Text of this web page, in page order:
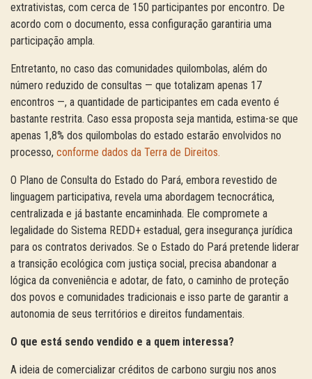
extrativistas, com cerca de 150 participantes por encontro. De
acordo com o documento, essa configuração garantiria uma
participação ampla.
Entretanto, no caso das comunidades quilombolas, além do
número reduzido de consultas — que totalizam apenas 17
encontros —, a quantidade de participantes em cada evento é
bastante restrita. Caso essa proposta seja mantida, estima-se que
apenas 1,8% dos quilombolas do estado estarão envolvidos no
processo, conforme dados da Terra de Direitos.
O Plano de Consulta do Estado do Pará, embora revestido de
linguagem participativa, revela uma abordagem tecnocrática,
centralizada e já bastante encaminhada. Ele compromete a
legalidade do Sistema REDD+ estadual, gera insegurança jurídica
para os contratos derivados. Se o Estado do Pará pretende liderar
a transição ecológica com justiça social, precisa abandonar a
lógica da conveniência e adotar, de fato, o caminho de proteção
dos povos e comunidades tradicionais e isso parte de garantir a
autonomia de seus territórios e direitos fundamentais.
O que está sendo vendido e a quem interessa?
A ideia de comercializar créditos de carbono surgiu nos anos